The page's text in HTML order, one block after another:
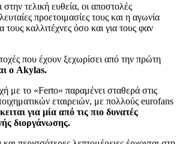
τελική ευθεία, οι αποστολές
προετοιμασίες τους και η αγωνία
τους καλλιτέχνες όσο και για τους φαν
που έχουν ξεχωρίσει από την πρώτη
ο Akylas.
με το «Ferto» παραμένει σταθερά στις
εταιρειών, με πολλούς eurofans
για μία από τις πιο δυνατές
διοργάνωσης.